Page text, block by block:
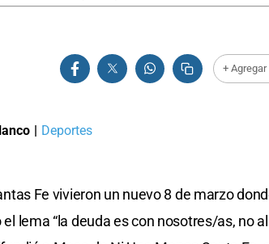
+
| Deportes
Fe vivieron un nuevo 8 de marzo
lema “la deuda es con nosotres/as, no